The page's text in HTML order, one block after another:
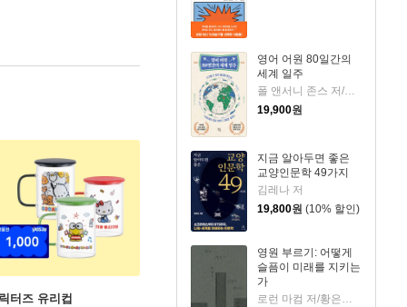
영어 어원 80일간의
세계 일주
19,900원
지금 알아두면 좋은
교양인문학 49가지
김레나 저
19,800원 (10% 할인)
영원 부르기: 어떻게
슬픔이 미래를 지키는
가
로런 마컴 저/황은주 역
터즈 유리컵